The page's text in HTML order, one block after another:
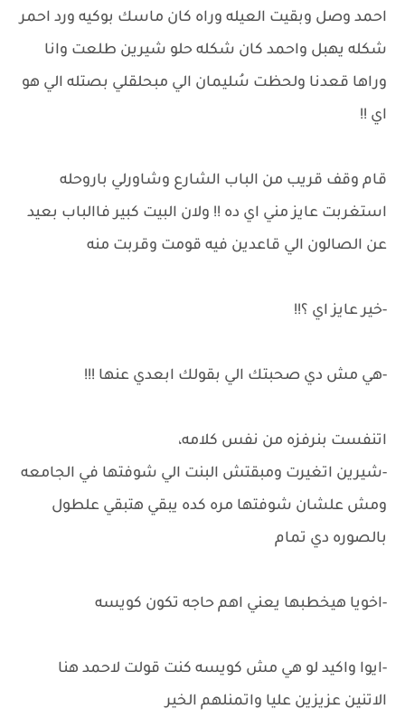
احمد وصل وبقيت العيله وراه كان ماسك بوكيه ورد احمر
شكله يهبل واحمد كان شكله حلو شيرين طلعت وانا
وراها قعدنا ولحظت سُليمان الي مبحلقلي بصتله الي هو
اي !!
قام وقف قريب من الباب الشارع وشاورلي باروحله
استغربت عايز مني اي ده !! ولان البيت كبير فاالباب بعيد
عن الصالون الي قاعدين فيه قومت وقربت منه
-خير عايز اي ؟!!
-هي مش دي صحبتك الي بقولك ابعدي عنها !!!
اتنفست بنرفزه من نفس كلامه،
-شيرين اتغيرت ومبقتش البنت الي شوفتها في الجامعه
ومش علشان شوفتها مره كده يبقي هتبقي علطول
بالصوره دي تمام
-اخويا هيخطبها يعني اهم حاجه تكون كويسه
-ايوا واكيد لو هي مش كويسه كنت قولت لاحمد هنا
الاتنين عزيزين عليا واتمنلهم الخير